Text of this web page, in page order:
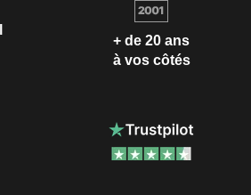
+ de 20 ans
à vos côtés